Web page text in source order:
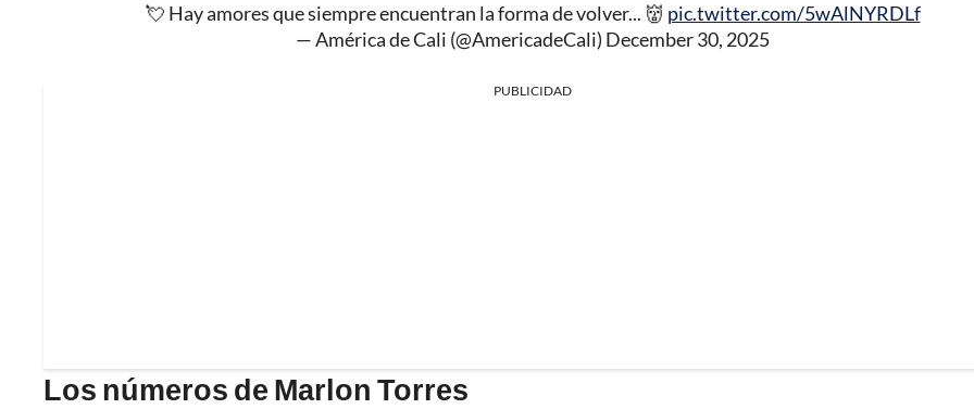
💘 Hay amores que siempre encuentran la forma de volver... 👹 pic.twitter.com/5wAlNYRDLf
— América de Cali (@AmericadeCali) December 30, 2025
PUBLICIDAD
Los números de Marlon Torres